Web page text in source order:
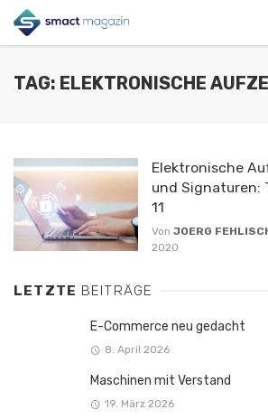
TAG: ELEKTRONISCHE
Elektronische
und Signaturen:
11
Von JOERG
2020
LETZTE BEITRÄGE
E-Commerce neu gedacht
8. April 2026
Maschinen mit Verstand
19. März 2026